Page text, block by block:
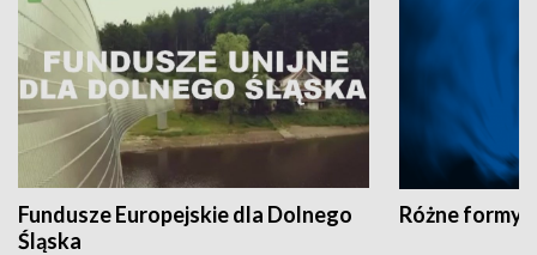
Fundusze Europejskie dla Dolnego
Śląska
Różne formy